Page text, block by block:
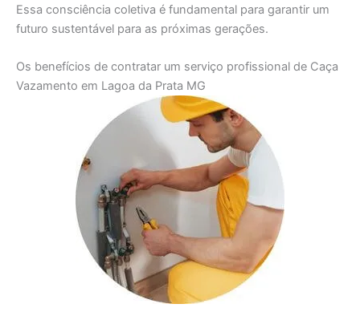
Essa consciência coletiva é fundamental para garantir um
futuro sustentável para as próximas gerações.
Os benefícios de contratar um serviço profissional de Caça
Vazamento em Lagoa da Prata MG